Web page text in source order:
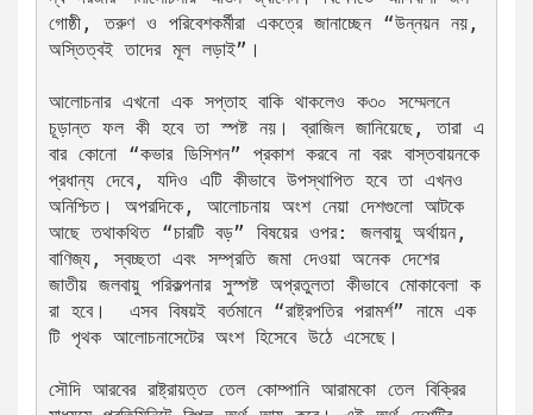
গোষ্ঠী, তরুণ ও পরিবেশকর্মীরা একত্রে জানাচ্ছেন “উন্নয়ন নয়,
অস্তিত্বই তাদের মূল লড়াই”।
আলোচনার এখনো এক সপ্তাহ বাকি থাকলেও ক৩০ সম্মেলনে
চূড়ান্ত ফল কী হবে তা স্পষ্ট নয়। ব্রাজিল জানিয়েছে, তারা এ
বার কোনো “কভার ডিসিশন” প্রকাশ করবে না বরং বাস্তবায়নকে
প্রধান্য দেবে, যদিও এটি কীভাবে উপস্থাপিত হবে তা এখনও
অনিশ্চিত। অপরদিকে, আলোচনায় অংশ নেয়া দেশগুলো আটকে
আছে তথাকথিত “চারটি বড়” বিষয়ের ওপর: জলবায়ু অর্থায়ন,
বাণিজ্য, স্বচ্ছতা এবং সম্প্রতি জমা দেওয়া অনেক দেশের
জাতীয় জলবায়ু পরিকল্পনার সুস্পষ্ট অপ্রতুলতা কীভাবে মোকাবেলা ক
রা হবে।  এসব বিষয়ই বর্তমানে “রাষ্ট্রপতির পরামর্শ” নামে এক
টি পৃথক আলোচনাসেটের অংশ হিসেবে উঠে এসেছে।
সৌদি আরবের রাষ্ট্রায়ত্ত তেল কোম্পানি আরামকো তেল বিক্রির